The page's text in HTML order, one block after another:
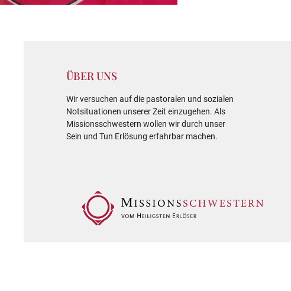
ÜBER UNS
Wir versuchen auf die pastoralen und sozialen
Notsituationen unserer Zeit einzugehen. Als
Missionsschwestern wollen wir durch unser
Sein und Tun Erlösung erfahrbar machen.